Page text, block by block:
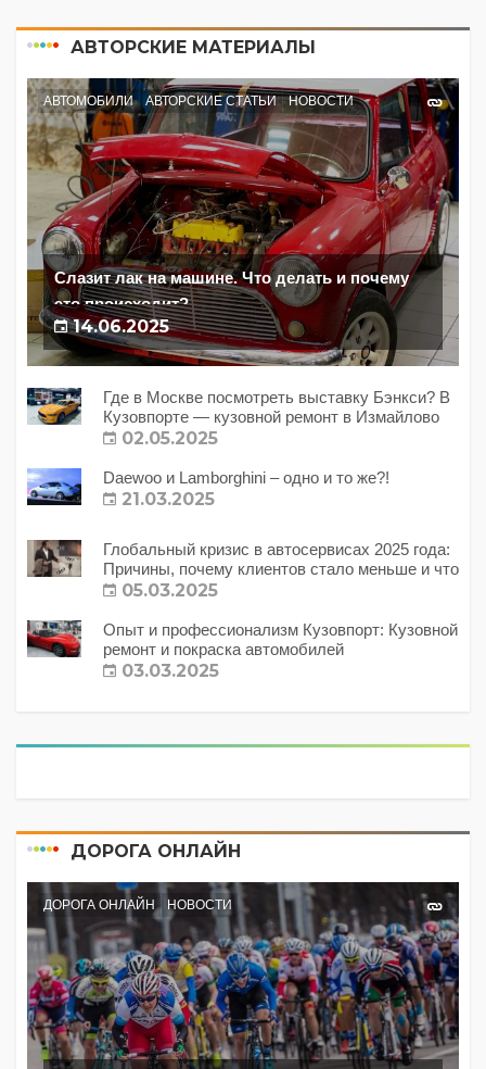
АВТОРСКИЕ МАТЕРИАЛЫ
АВТОМОБИЛИ АВТОРСКИЕ СТАТЬИ НОВОСТИ
Слазит лак на машине. Что делать и почему
это происходит?
14.06.2025
Где в Москве посмотреть выставку Бэнкси? В
Кузовпорте — кузовной ремонт в Измайлово
02.05.2025
Daewoo и Lamborghini – одно и то же?!
21.03.2025
Глобальный кризис в автосервисах 2025 года:
Причины, почему клиентов стало меньше и что
с этим делать?
05.03.2025
Опыт и профессионализм Кузовпорт: Кузовной
ремонт и покраска автомобилей
03.03.2025
ДОРОГА ОНЛАЙН
ДОРОГА ОНЛАЙН НОВОСТИ